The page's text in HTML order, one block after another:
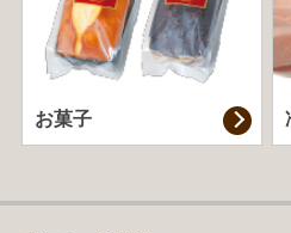
お菓子